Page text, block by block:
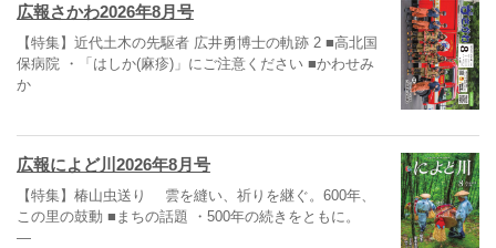
広報さかわ2026年8月号
【特集】近代土木の先駆者 広井勇博士の軌跡 2 ■高北国
保病院 ・「はしか(麻疹)」にご注意ください ■かわせみ
か
広報によど川2026年8月号
【特集】椿山虫送り 雲を縫い、祈りを継ぐ。600年、
この里の鼓動 ■まちの話題 ・500年の続きをともに。
―